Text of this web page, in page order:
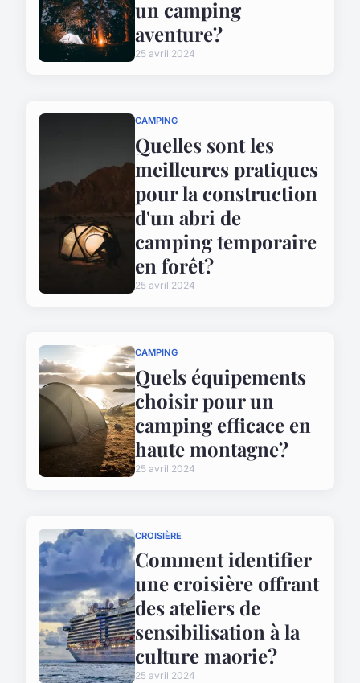
un camping
aventure?
25 avril 2024
CAMPING
Quelles sont les
meilleures pratiques
pour la construction
d'un abri de
camping temporaire
en forêt?
25 avril 2024
CAMPING
Quels équipements
choisir pour un
camping efficace en
haute montagne?
25 avril 2024
CROISIÈRE
Comment identifier
une croisière offrant
des ateliers de
sensibilisation à la
culture maorie?
25 avril 2024